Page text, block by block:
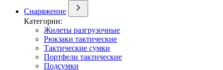
Снаряжение
Категории:
Жилеты разгрузочные
Рюкзаки тактические
Тактические сумки
Портфели тактические
Подсумки